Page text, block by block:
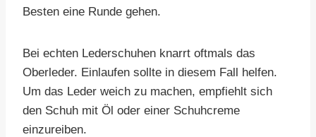
Besten eine Runde gehen.
Bei echten Lederschuhen knarrt oftmals das
Oberleder. Einlaufen sollte in diesem Fall helfen.
Um das Leder weich zu machen, empfiehlt sich
den Schuh mit Öl oder einer Schuhcreme
einzureiben.